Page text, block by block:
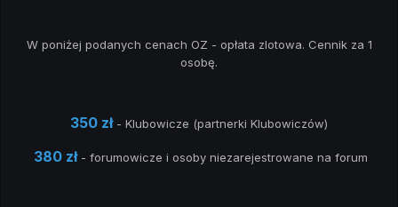
W poniżej podanych cenach OZ - opłata zlotowa. Cennik za 1
osobę.
350 zł- Klubowicze (partnerki Klubowiczów)
380 zł - forumowicze i osoby niezarejestrowane na forum